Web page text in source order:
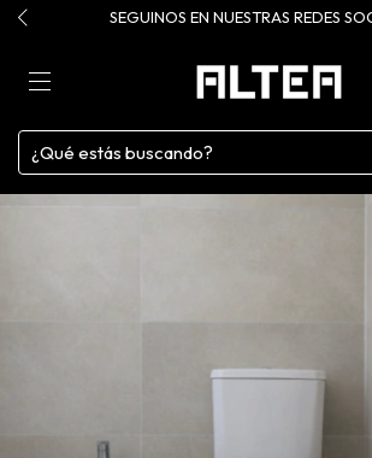
SEGUINOS EN NUESTRAS REDES